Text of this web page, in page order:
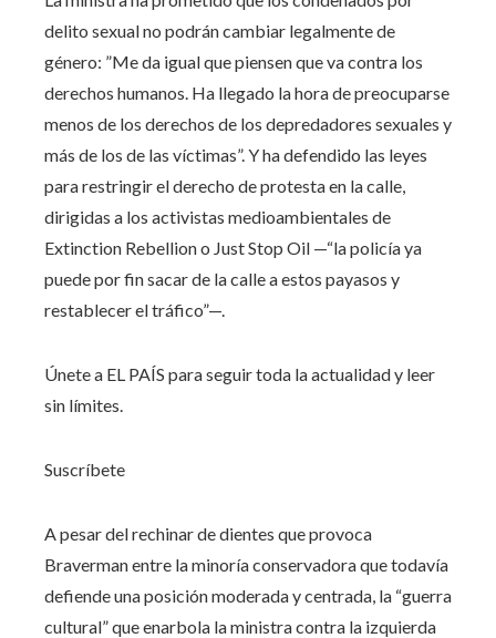
delito sexual no podrán cambiar legalmente de
género: ”Me da igual que piensen que va contra los
derechos humanos. Ha llegado la hora de preocuparse
menos de los derechos de los depredadores sexuales y
más de los de las víctimas”. Y ha defendido las leyes
para restringir el derecho de protesta en la calle,
dirigidas a los activistas medioambientales de
Extinction Rebellion o Just Stop Oil —“la policía ya
puede por fin sacar de la calle a estos payasos y
restablecer el tráfico”—.
Únete a EL PAÍS para seguir toda la actualidad y leer
sin límites.
Suscríbete
A pesar del rechinar de dientes que provoca
Braverman entre la minoría conservadora que todavía
defiende una posición moderada y centrada, la “guerra
cultural” que enarbola la ministra contra la izquierda